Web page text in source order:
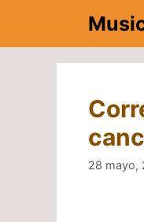
contenido
28 mayo,